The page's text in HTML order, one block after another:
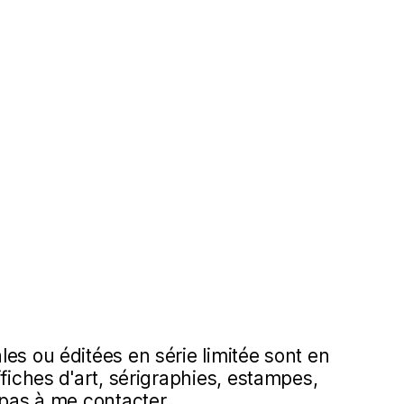
ou éditées en série limitée sont en
d'art, sérigraphies, estampes,